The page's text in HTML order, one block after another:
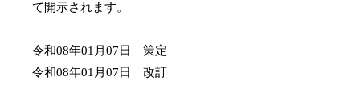
て開示されます。
令和08年01月07日 策定
令和08年01月07日 改訂